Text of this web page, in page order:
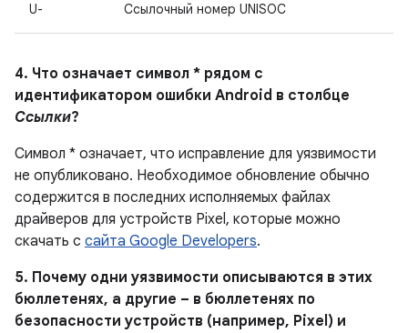
U- Ссылочный номер UNISOC
4. Что означает символ * рядом с
идентификатором ошибки Android в столбце
Ссылки?
Символ * означает, что исправление для уязвимости
не опубликовано. Необходимое обновление обычно
содержится в последних исполняемых файлах
драйверов для устройств Pixel, которые можно
скачать с сайта Google Developers.
5. Почему одни уязвимости описываются в этих
бюллетенях, а другие – в бюллетенях по
безопасности устройств (например, Pixel) и